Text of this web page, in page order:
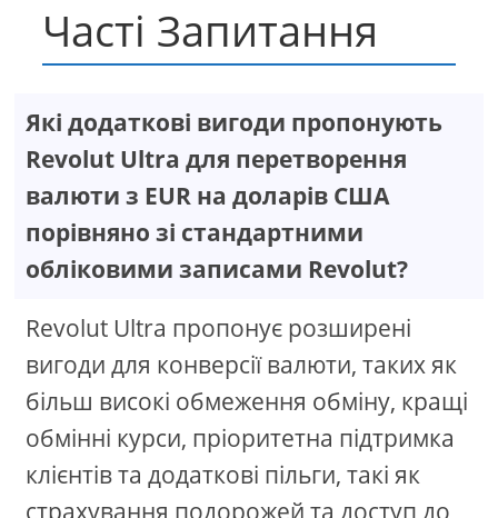
Часті Запитання
Які додаткові вигоди пропонують
Revolut Ultra для перетворення
валюти з EUR на доларів США
порівняно зі стандартними
обліковими записами Revolut?
Revolut Ultra пропонує розширені
вигоди для конверсії валюти, таких як
більш високі обмеження обміну, кращі
обмінні курси, пріоритетна підтримка
клієнтів та додаткові пільги, такі як
страхування подорожей та доступ до